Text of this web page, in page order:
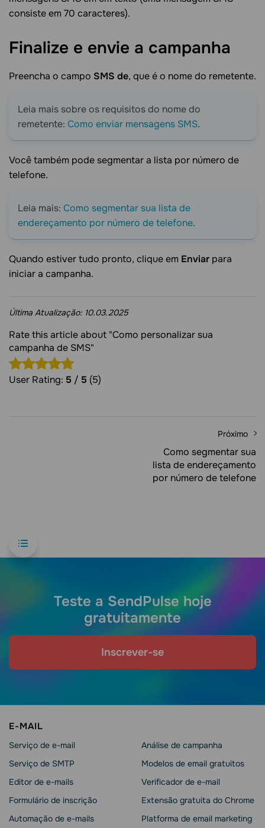
consiste em 70 caracteres).
Finalize e envie a campanha
Preencha o campo SMS de, que é o nome do remetente.
Leia mais sobre os requisitos do nome do
remetente: Como enviar mensagens SMS.
Você também pode segmentar a lista por número de
telefone.
Leia mais: Como segmentar sua lista de
endereçamento por número de telefone.
Quando estiver tudo pronto, clique em Enviar para
iniciar a campanha.
Última Atualização: 10.03.2025
Rate this article about "Como personalizar sua
campanha de SMS"
User Rating: 5 / 5 (5)
Próximo
Como segmentar sua
lista de endereçamento
por número de telefone
Teste a SendPulse hoje
gratuitamente
Inscrever-se
E-MAIL
Serviço de e-mail
Serviço de SMTP
Editor de e-mails
Formulário de inscrição
Automação de e-mails
Análise de campanha
Modelos de email gratuitos
Verificador de e-mail
Extensão gratuita do Chrome
Platforma de email marketing